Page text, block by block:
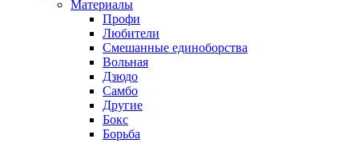
Материалы
Профи
Любители
Смешанные единоборства
Вольная
Дзюдо
Самбо
Другие
Бокс
Борьба